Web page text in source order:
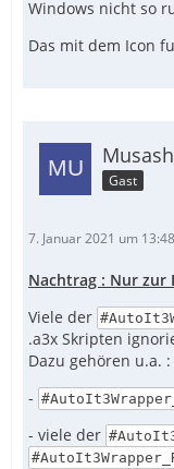
Windows nicht so
Das mit dem Icon
Gast
7. Januar 2021 um 13:48
Nachtrag : Nur zur
Viele der
.a3x Skripten
Dazu gehören u.a. :
-
- viele der